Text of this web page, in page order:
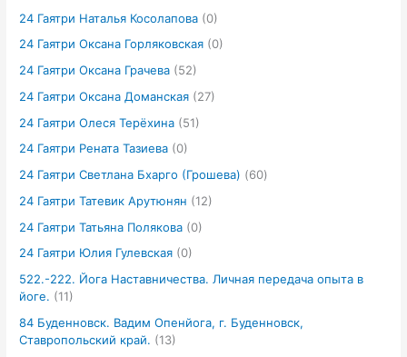
24 Гаятри Наталья Косолапова (0)
24 Гаятри Оксана Горляковская (0)
24 Гаятри Оксана Грачева (52)
24 Гаятри Оксана Доманская (27)
24 Гаятри Олеся Терёхина (51)
24 Гаятри Рената Тазиева (0)
24 Гаятри Светлана Бхарго (Грошева) (60)
24 Гаятри Татевик Арутюнян (12)
24 Гаятри Татьяна Полякова (0)
24 Гаятри Юлия Гулевская (0)
522.-222. Йога Наставничества. Личная передача опыта в
йоге. (11)
84 Буденновск. Вадим Опенйога, г. Буденновск,
Ставропольский край. (13)